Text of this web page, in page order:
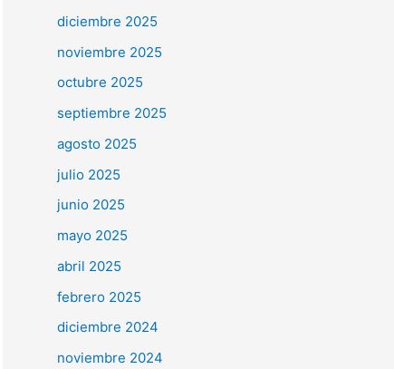
diciembre 2025
noviembre 2025
octubre 2025
septiembre 2025
agosto 2025
julio 2025
junio 2025
mayo 2025
abril 2025
febrero 2025
diciembre 2024
noviembre 2024